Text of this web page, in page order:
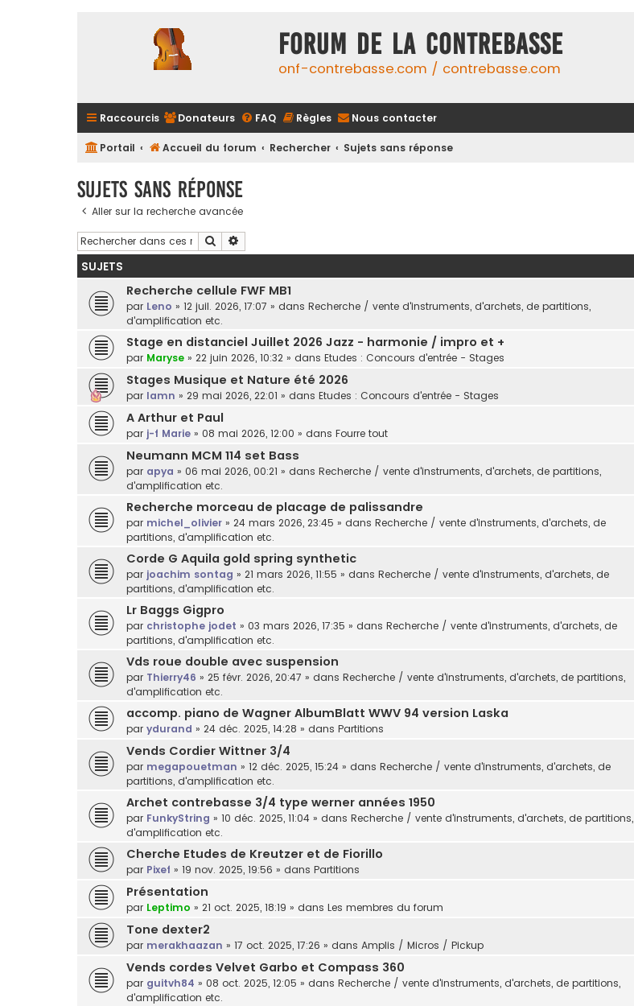
FORUM DE LA CONTREBASSE
onf-contrebasse.com / contrebasse.com
Raccourcis Donateurs FAQ Règles Nous contacter
Portail Accueil du forum Rechercher Sujets sans réponse
Sujets sans réponse
Aller sur la recherche avancée
Rechercher
SUJETS
Recherche cellule FWF MB1
par Leno » 12 juil. 2026, 17:07 » dans Recherche / vente d'instruments, d'archets, de partitions,
d'amplification etc.
Stage en distanciel Juillet 2026 Jazz - harmonie / impro et +
par Maryse » 22 juin 2026, 10:32 » dans Etudes : Concours d'entrée - Stages
Stages Musique et Nature été 2026
par lamn » 29 mai 2026, 22:01 » dans Etudes : Concours d'entrée - Stages
A Arthur et Paul
par j-f Marie » 08 mai 2026, 12:00 » dans Fourre tout
Neumann MCM 114 set Bass
par apya » 06 mai 2026, 00:21 » dans Recherche / vente d'instruments, d'archets, de partitions,
d'amplification etc.
Recherche morceau de placage de palissandre
par michel_olivier » 24 mars 2026, 23:45 » dans Recherche / vente d'instruments, d'archets, de
partitions, d'amplification etc.
Corde G Aquila gold spring synthetic
par joachim sontag » 21 mars 2026, 11:55 » dans Recherche / vente d'instruments, d'archets, de
partitions, d'amplification etc.
Lr Baggs Gigpro
par christophe jodet » 03 mars 2026, 17:35 » dans Recherche / vente d'instruments, d'archets, de
partitions, d'amplification etc.
Vds roue double avec suspension
par Thierry46 » 25 févr. 2026, 20:47 » dans Recherche / vente d'instruments, d'archets, de partitions,
d'amplification etc.
accomp. piano de Wagner AlbumBlatt WWV 94 version Laska
par ydurand » 24 déc. 2025, 14:28 » dans Partitions
Vends Cordier Wittner 3/4
par megapouetman » 12 déc. 2025, 15:24 » dans Recherche / vente d'instruments, d'archets, de
partitions, d'amplification etc.
Archet contrebasse 3/4 type werner années 1950
par FunkyString » 10 déc. 2025, 11:04 » dans Recherche / vente d'instruments, d'archets, de partitions,
d'amplification etc.
Cherche Etudes de Kreutzer et de Fiorillo
par Pixef » 19 nov. 2025, 19:56 » dans Partitions
Présentation
par Leptimo » 21 oct. 2025, 18:19 » dans Les membres du forum
Tone dexter2
par merakhaazan » 17 oct. 2025, 17:26 » dans Amplis / Micros / Pickup
Vends cordes Velvet Garbo et Compass 360
par guitvh84 » 08 oct. 2025, 12:05 » dans Recherche / vente d'instruments, d'archets, de partitions,
d'amplification etc.